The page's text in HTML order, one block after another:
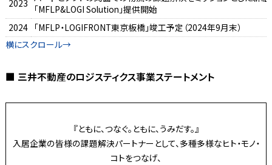
2023
「MFLP&LOGI Solution」提供開始
2024
「MFLP・LOGIFRONT東京板橋」竣工予定（2024年9月末）
■ 三井不動産のロジスティクス事業ステートメント
『ともに、つなぐ。ともに、うみだす。』
入居企業の皆様の課題解決パートナーとして、多種多様なヒト・モノ・
コトをつなげ、